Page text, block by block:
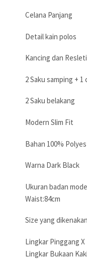
Celana Panjang
Detail kain polos
Kancing dan
2 Saku samping +
2 Saku belakang
Modern Slim Fit
Bahan 100%
Warna Dark Black
Ukuran badan
Waist:84cm
Size yang
Lingkar Pinggang
Lingkar Bukaan